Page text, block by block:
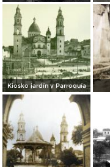
Kiosko jardín y Parroquía